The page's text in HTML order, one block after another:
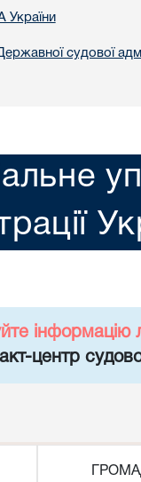
України
судової
інформацію
центр